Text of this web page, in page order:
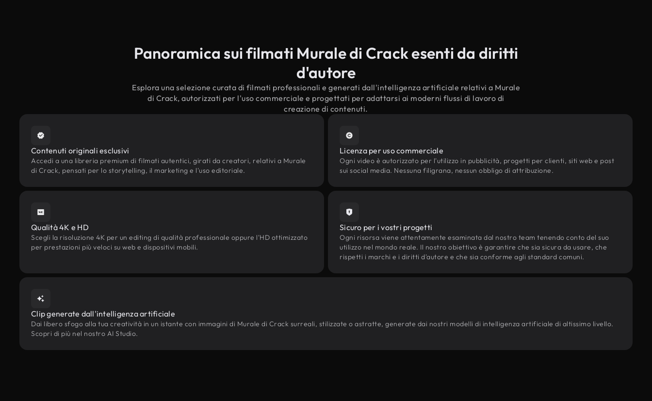
Panoramica sui filmati Murale di Crack esenti da diritti
d'autore
Esplora una selezione curata di filmati professionali e generati dall'intelligenza artificiale relativi a Murale
di Crack, autorizzati per l'uso commerciale e progettati per adattarsi ai moderni flussi di lavoro di
creazione di contenuti.
Contenuti originali esclusivi
Accedi a una libreria premium di filmati autentici, girati da creatori, relativi a Murale
di Crack, pensati per lo storytelling, il marketing e l'uso editoriale.
Licenza per uso commerciale
Ogni video è autorizzato per l'utilizzo in pubblicità, progetti per clienti, siti web e post
sui social media. Nessuna filigrana, nessun obbligo di attribuzione.
Qualità 4K e HD
Scegli la risoluzione 4K per un editing di qualità professionale oppure l'HD ottimizzato
per prestazioni più veloci su web e dispositivi mobili.
Sicuro per i vostri progetti
Ogni risorsa viene attentamente esaminata dal nostro team tenendo conto del suo
utilizzo nel mondo reale. Il nostro obiettivo è garantire che sia sicura da usare, che
rispetti i marchi e i diritti d'autore e che sia conforme agli standard comuni.
Clip generate dall'intelligenza artificiale
Dai libero sfogo alla tua creatività in un istante con immagini di Murale di Crack surreali, stilizzate o astratte, generate dai nostri modelli di intelligenza artificiale di altissimo livello.
Scopri di più nel nostro AI Studio.